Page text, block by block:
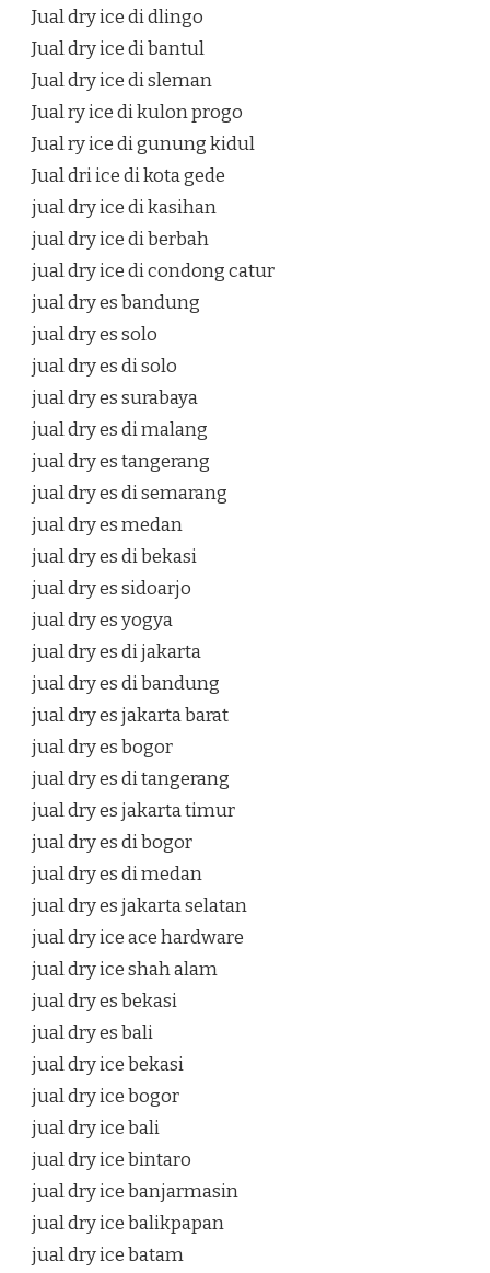
Jual dry ice di dlingo
Jual dry ice di bantul
Jual dry ice di sleman
Jual ry ice di kulon progo
Jual ry ice di gunung kidul
Jual dri ice di kota gede
jual dry ice di kasihan
jual dry ice di berbah
jual dry ice di condong catur
jual dry es bandung
jual dry es solo
jual dry es di solo
jual dry es surabaya
jual dry es di malang
jual dry es tangerang
jual dry es di semarang
jual dry es medan
jual dry es di bekasi
jual dry es sidoarjo
jual dry es yogya
jual dry es di jakarta
jual dry es di bandung
jual dry es jakarta barat
jual dry es bogor
jual dry es di tangerang
jual dry es jakarta timur
jual dry es di bogor
jual dry es di medan
jual dry es jakarta selatan
jual dry ice ace hardware
jual dry ice shah alam
jual dry es bekasi
jual dry es bali
jual dry ice bekasi
jual dry ice bogor
jual dry ice bali
jual dry ice bintaro
jual dry ice banjarmasin
jual dry ice balikpapan
jual dry ice batam